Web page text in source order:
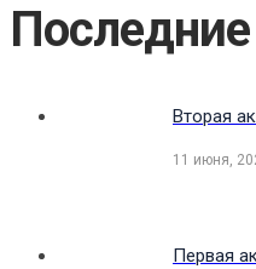
Вторая
11 июня,
Первая